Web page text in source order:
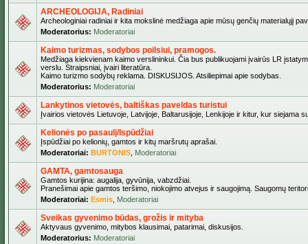
ARCHEOLOGIJA, Radiniai
Archeologiniai radiniai ir kita mokslinė medžiaga apie mūsų genčių materialųjį
Moderatorius: Moderatoriai
Kaimo turizmas, sodybos poilsiui, pramogos.
Medžiaga kiekvienam kaimo verslininkui. Čia bus publikuojami įvairūs LR
verslu. Straipsniai, įvairi literatūra.
Kaimo turizmo sodybų reklama. DISKUSIJOS. Atsiliepimai apie sodybas.
Moderatorius: Moderatoriai
Lankytinos vietovės, baltiškas paveldas turistui
Įvairios vietovės Lietuvoje, Latvijoje, Baltarusijoje, Lenkijoje ir kitur, kur siejama
Kelionės po pasaulį/Ispūdžiai
Įspūdžiai po kelionių, gamtos ir kitų maršrutų aprašai.
Moderatoriai: BURTONIS Moderatoriai
GAMTA, gamtosauga
Gamtos kurijina: augalija, gyvūnija, vabzdžiai.
Pranešimai apie gamtos teršimo, niokojimo atvejus ir saugojimą. Saugomų
Moderatoriai: Esmis Moderatoriai
Sveikas gyvenimo būdas, grožis ir mityba
Aktyvaus gyvenimo, mitybos klausimai, patarimai, diskusijos.
Moderatorius: Moderatoriai